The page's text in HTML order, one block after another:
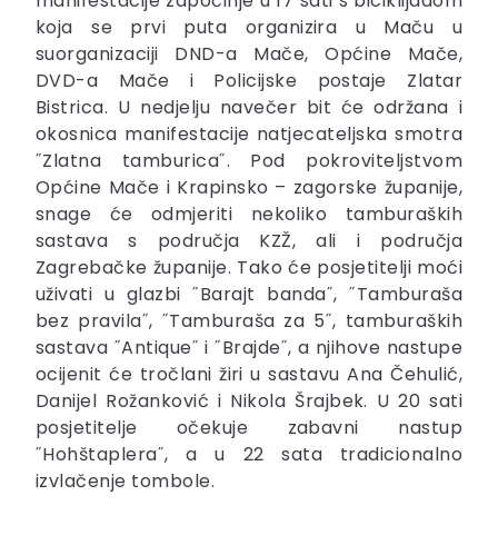
koja se prvi puta organizira u Maču u
suorganizaciji DND-a Mače, Općine Mače,
DVD-a Mače i Policijske postaje Zlatar
Bistrica. U nedjelju navečer bit će održana i
okosnica manifestacije natjecateljska smotra
˝Zlatna tamburica˝. Pod pokroviteljstvom
Općine Mače i Krapinsko – zagorske županije,
snage će odmjeriti nekoliko tamburaških
sastava s područja KZŽ, ali i područja
Zagrebačke županije. Tako će posjetitelji moći
uživati u glazbi ˝Barajt banda˝, ˝Tamburaša
bez pravila˝, ˝Tamburaša za 5˝, tamburaških
sastava ˝Antique˝ i ˝Brajde˝, a njihove nastupe
ocijenit će tročlani žiri u sastavu Ana Čehulić,
Danijel Rožanković i Nikola Šrajbek. U 20 sati
posjetitelje očekuje zabavni nastup
˝Hohštaplera˝, a u 22 sata tradicionalno
izvlačenje tombole.